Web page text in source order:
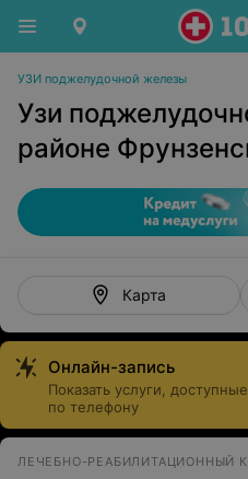
УЗИ поджелудочной железы
Узи
районе
Карта
Онлайн-запись
Показать услуги,
по телефону
ЛЕЧЕБНО-РЕАБИЛИТАЦИОННЫЙ